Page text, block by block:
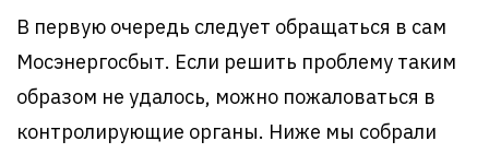
В первую очередь следует обращаться в сам
Мосэнергосбыт. Если решить проблему таким
образом не удалось, можно пожаловаться в
контролирующие органы. Ниже мы собрали